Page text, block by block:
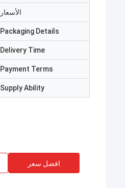
الأسعار
Packaging Details
Delivery Time
Payment Terms
Supply Ability
افضل سعر